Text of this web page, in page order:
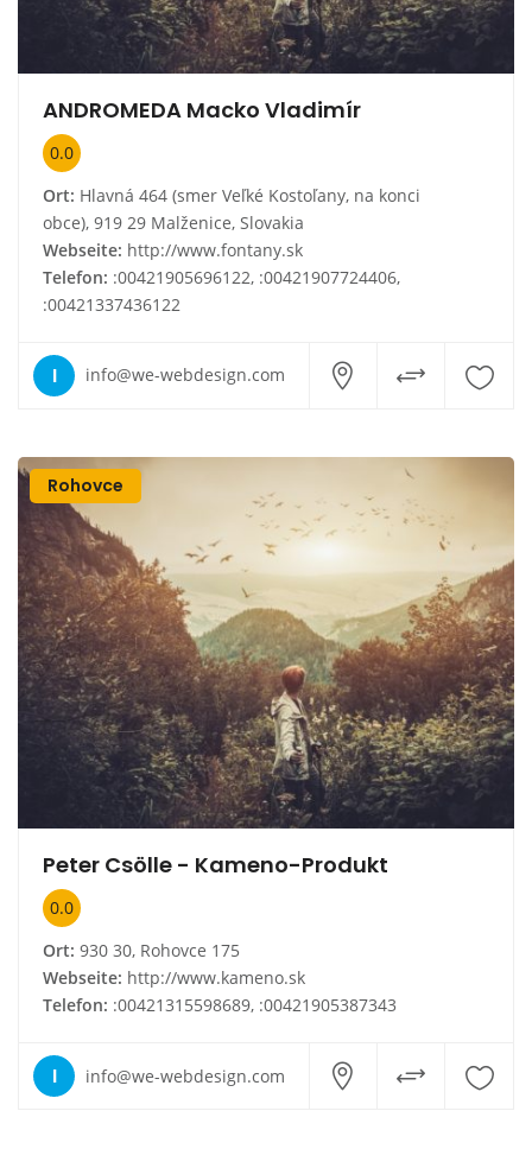
ANDROMEDA Macko Vladimír
0.0
Ort: Hlavná 464 (smer Veľké Kostoľany, na konci
obce), 919 29 Malženice, Slovakia
Webseite: http://www.fontany.sk
Telefon: :00421905696122, :00421907724406,
:00421337436122
I info@we-webdesign.com
Rohovce
Peter Csölle - Kameno-Produkt
0.0
Ort: 930 30, Rohovce 175
Webseite: http://www.kameno.sk
Telefon: :00421315598689, :00421905387343
I info@we-webdesign.com